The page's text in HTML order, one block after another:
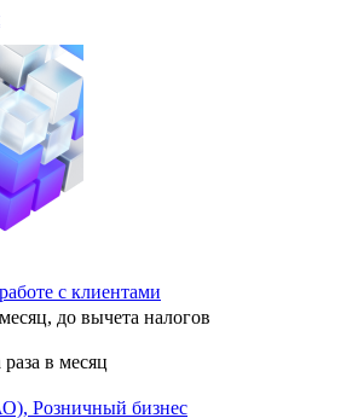
с клиентами
до вычета налогов
в месяц
Розничный бизнес